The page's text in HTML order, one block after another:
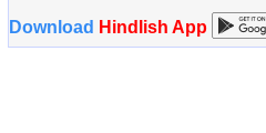
Download Hindlish App